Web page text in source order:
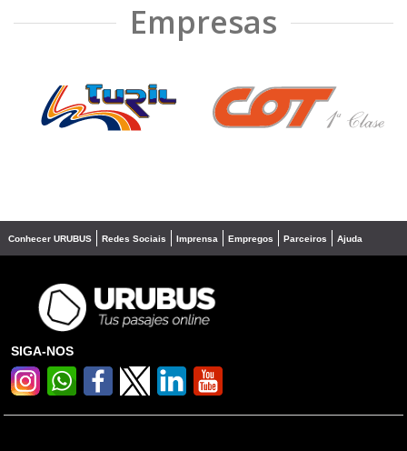
Empresas
❮ ❯
Conhecer URUBUS Redes Sociais Imprensa Empregos Parceiros Ajuda
SIGA-NOS